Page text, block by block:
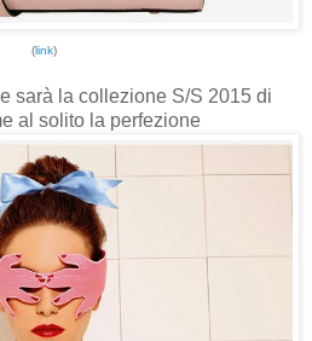
(link)
sarà la collezione S/S 2015 di
al solito la perfezione